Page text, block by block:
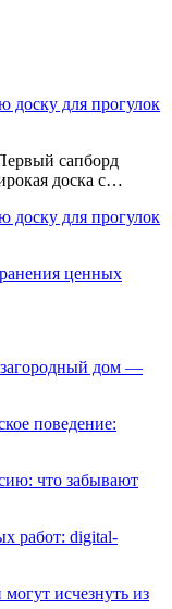
доску для прогулок
сапборд
доска с…
доску для прогулок
ценных
дом —
поведение:
что забывают
работ: digital-
исчезнуть из